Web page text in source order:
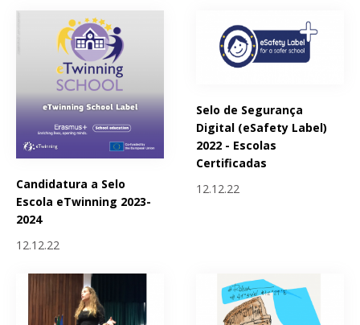
Candidatura a Selo
Escola eTwinning 2023-
2024
12.12.22
Selo de Segurança
Digital (eSafety Label)
2022 - Escolas
Certificadas
12.12.22